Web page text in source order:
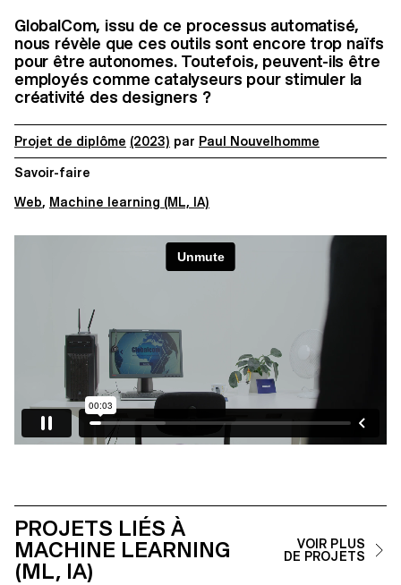
GlobalCom, issu de ce processus automatisé,
nous révèle que ces outils sont encore trop naïfs
pour être autonomes. Toutefois, peuvent-ils être
employés comme catalyseurs pour stimuler la
créativité des designers ?
Projet de diplôme (2023) par Paul Nouvelhomme
Savoir-faire
Web, Machine learning (ML, IA)
PROJETS LIÉS À
MACHINE LEARNING
(ML, IA)
VOIR PLUS
DE PROJETS